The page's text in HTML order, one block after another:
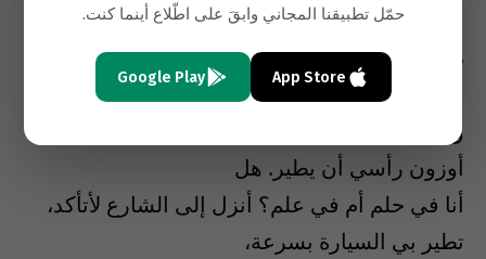
عن السياسة، مكافحة الفساد،
دعم الجامعة والمدارس الرسمية، ايجاد حلول بيئية
مناسبة لمشكلة الأوزون،
والأهم الإتفاق على استراتيجية للسلاح. مهلا، كاد
أوزون رأسي أن يطير. هل
أنا في حلم أم في علم؟ أنزل إلى الشارع لأتأكد،
تطير بي السيارة بسرعة،
حمّل تطبيقنا المجاني وابقَ على اطّلاع أينما كنت.
App Store
Google Play